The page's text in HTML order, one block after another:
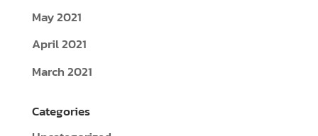
May 2021
April 2021
March 2021
Categories